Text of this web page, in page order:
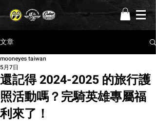
文章
還記得 2024-2025 的旅行護
照活動嗎？完騎英雄專屬福
利來了！
mooneyes taiwan
5月7日